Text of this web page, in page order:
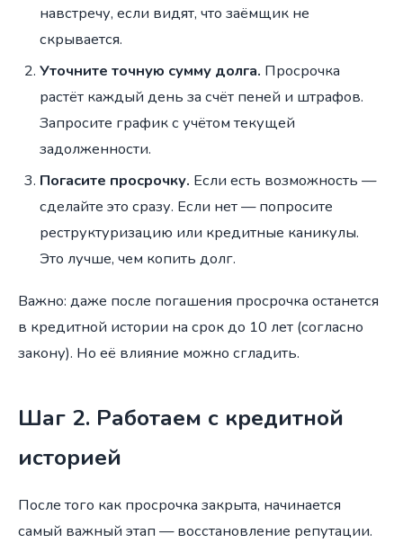
навстречу, если видят, что заёмщик не
скрывается.
Уточните точную сумму долга. Просрочка
растёт каждый день за счёт пеней и штрафов.
Запросите график с учётом текущей
задолженности.
Погасите просрочку. Если есть возможность —
сделайте это сразу. Если нет — попросите
реструктуризацию или кредитные каникулы.
Это лучше, чем копить долг.
Важно: даже после погашения просрочка останется
в кредитной истории на срок до 10 лет (согласно
закону). Но её влияние можно сгладить.
Шаг 2. Работаем с кредитной
историей
После того как просрочка закрыта, начинается
самый важный этап — восстановление репутации.